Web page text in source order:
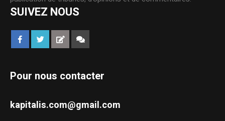
SUIVEZ NOUS
Pour nous contacter
kapitalis.com@gmail.com